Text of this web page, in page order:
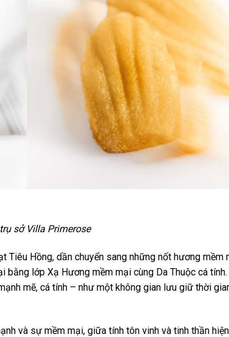
sở Villa Primerose
Hồng, dần chuyển sang những nốt hương mềm
bằng lớp Xạ Hương mềm mại cùng Da Thuộc cá tính.
mẽ, cá tính – như một không gian lưu giữ thời
và sự mềm mại, giữa tính tôn vinh và tinh thần hiện